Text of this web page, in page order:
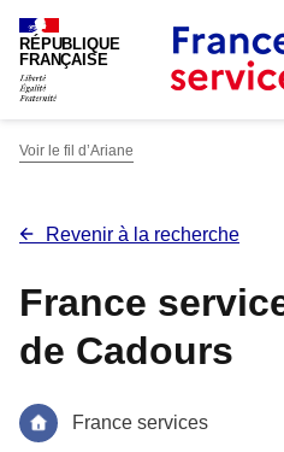
RÉPUBLIQUE
FRANÇAISE
Voir le fil d’Ariane
Revenir à la recherche
France
de Cadours
France services